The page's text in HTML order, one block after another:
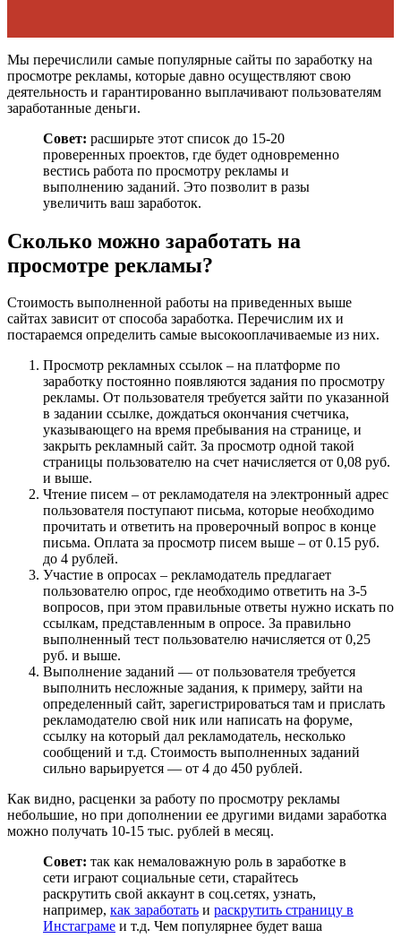
Мы перечислили самые популярные сайты по заработку на
просмотре рекламы, которые давно осуществляют свою
деятельность и гарантированно выплачивают пользователям
заработанные деньги.
Совет: расширьте этот список до 15-20
проверенных проектов, где будет одновременно
вестись работа по просмотру рекламы и
выполнению заданий. Это позволит в разы
увеличить ваш заработок.
Сколько можно заработать на
просмотре рекламы?
Стоимость выполненной работы на приведенных выше
сайтах зависит от способа заработка. Перечислим их и
постараемся определить самые высокооплачиваемые из них.
Просмотр рекламных ссылок – на платформе по
заработку постоянно появляются задания по просмотру
рекламы. От пользователя требуется зайти по указанной
в задании ссылке, дождаться окончания счетчика,
указывающего на время пребывания на странице, и
закрыть рекламный сайт. За просмотр одной такой
страницы пользователю на счет начисляется от 0,08 руб.
и выше.
Чтение писем – от рекламодателя на электронный адрес
пользователя поступают письма, которые необходимо
прочитать и ответить на проверочный вопрос в конце
письма. Оплата за просмотр писем выше – от 0.15 руб.
до 4 рублей.
Участие в опросах – рекламодатель предлагает
пользователю опрос, где необходимо ответить на 3-5
вопросов, при этом правильные ответы нужно искать по
ссылкам, представленным в опросе. За правильно
выполненный тест пользователю начисляется от 0,25
руб. и выше.
Выполнение заданий — от пользователя требуется
выполнить несложные задания, к примеру, зайти на
определенный сайт, зарегистрироваться там и прислать
рекламодателю свой ник или написать на форуме,
ссылку на который дал рекламодатель, несколько
сообщений и т.д. Стоимость выполненных заданий
сильно варьируется — от 4 до 450 рублей.
Как видно, расценки за работу по просмотру рекламы
небольшие, но при дополнении ее другими видами заработка
можно получать 10-15 тыс. рублей в месяц.
Совет: так как немаловажную роль в заработке в
сети играют социальные сети, старайтесь
раскрутить свой аккаунт в соц.сетях, узнать,
например, как заработать и раскрутить страницу в
Инстаграме и т.д. Чем популярнее будет ваша